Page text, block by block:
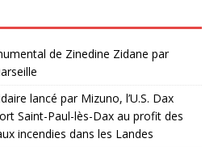
de Zinedine Zidane par
lancé par Mizuno, l’U.S. Dax
Saint-Paul-lès-Dax au profit des
incendies dans les Landes